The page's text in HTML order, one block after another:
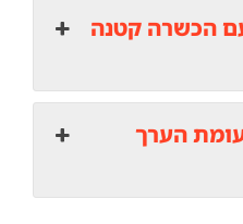
הכשרה קטנה
הערך